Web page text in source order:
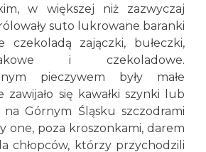
w większej niż zazwyczaj
suto lukrowane baranki
czekoladą zajączki, bułeczki,
i czekoladowe.
pieczywem były małe
się kawałki szynki lub
na Górnym Śląsku szczodrami
one, poza kroszonkami, darem
chłopców, którzy przychodzili